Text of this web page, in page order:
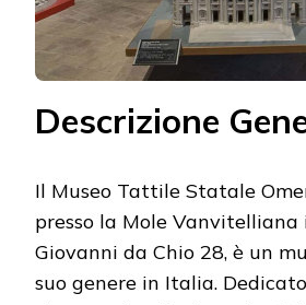
Descrizione
Il Museo Tattile Statale
presso la Mole Vanvitelliana
Giovanni da Chio 28, è un
suo genere in Italia.